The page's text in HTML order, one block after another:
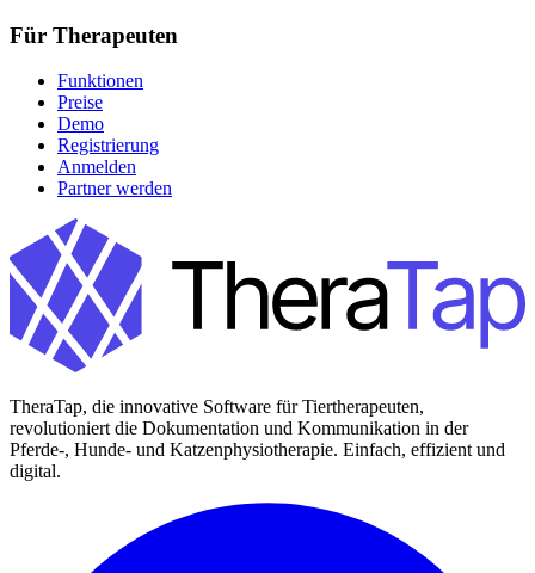
Für Therapeuten
Funktionen
Preise
Demo
Registrierung
Anmelden
Partner werden
TheraTap, die innovative Software für Tiertherapeuten,
revolutioniert die Dokumentation und Kommunikation in der
Pferde-, Hunde- und Katzenphysiotherapie. Einfach, effizient und
digital.